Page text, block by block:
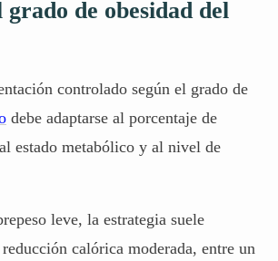
de obesidad del
controlado según el grado de
debe adaptarse al porcentaje de
estado metabólico y al nivel de
leve, la estrategia suele
calórica moderada, entre un